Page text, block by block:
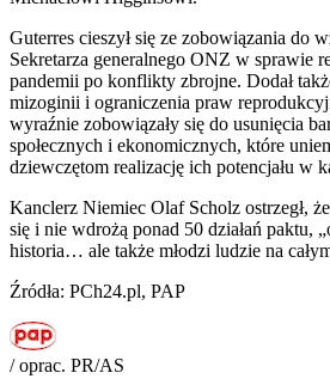
Guterres cieszył się ze zobowiązania do
Sekretarza generalnego ONZ w sprawie
pandemii po konflikty zbrojne. Dodał
mizoginii i ograniczenia praw
wyraźnie zobowiązały się do usunięcia
społecznych i ekonomicznych, które
dziewczętom realizację ich potencjału w
Kanclerz Niemiec Olaf Scholz ostrzegł,
się i nie wdrożą ponad 50 działań paktu,
historia… ale także młodzi ludzie na
Źródła: PCh24.pl, PAP
/ oprac. PR/AS